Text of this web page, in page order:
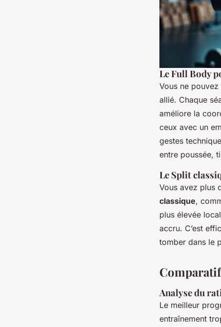
Le Full Body
Vous ne
allié. Chaque
améliore la
ceux avec un
gestes
entre poussée,
Le Split
Vous avez plus
classique,
plus élevée
accru. C’est
tomber dans le
Analyse du
Le meilleur
entraînement